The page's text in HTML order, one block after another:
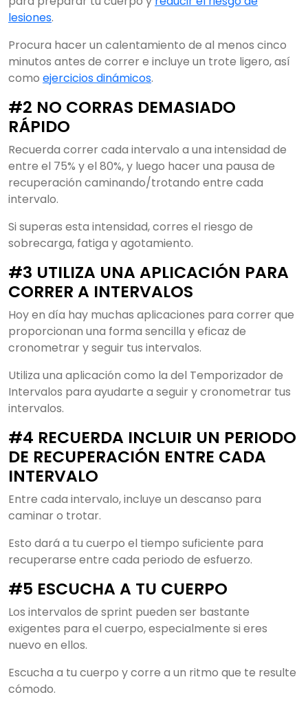
lesiones.
Procura hacer un calentamiento de al menos cinco
minutos antes de correr e incluye un trote ligero, así
como ejercicios dinámicos.
#2 NO CORRAS DEMASIADO
RÁPIDO
Recuerda correr cada intervalo a una intensidad de
entre el 75% y el 80%, y luego hacer una pausa de
recuperación caminando/trotando entre cada
intervalo.
Si superas esta intensidad, corres el riesgo de
sobrecarga, fatiga y agotamiento.
#3 UTILIZA UNA APLICACIÓN PARA
CORRER A INTERVALOS
Hoy en día hay muchas aplicaciones para correr que
proporcionan una forma sencilla y eficaz de
cronometrar y seguir tus intervalos.
Utiliza una aplicación como la del Temporizador de
Intervalos para ayudarte a seguir y cronometrar tus
intervalos.
#4 RECUERDA INCLUIR UN PERIODO
DE RECUPERACIÓN ENTRE CADA
INTERVALO
Entre cada intervalo, incluye un descanso para
caminar o trotar.
Esto dará a tu cuerpo el tiempo suficiente para
recuperarse entre cada periodo de esfuerzo.
#5 ESCUCHA A TU CUERPO
Los intervalos de sprint pueden ser bastante
exigentes para el cuerpo, especialmente si eres
nuevo en ellos.
Escucha a tu cuerpo y corre a un ritmo que te resulte
cómodo.